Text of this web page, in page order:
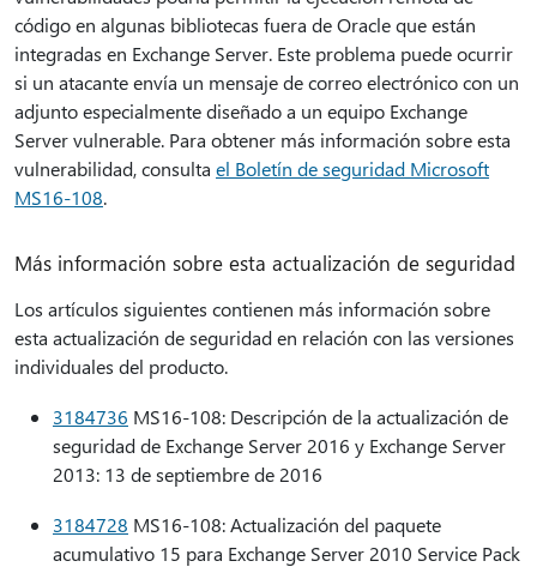
código en algunas bibliotecas fuera de Oracle que están
integradas en Exchange Server. Este problema puede ocurrir
si un atacante envía un mensaje de correo electrónico con un
adjunto especialmente diseñado a un equipo Exchange
Server vulnerable. Para obtener más información sobre esta
vulnerabilidad, consulta el Boletín de seguridad Microsoft
MS16-108.
Más información sobre esta actualización de seguridad
Los artículos siguientes contienen más información sobre
esta actualización de seguridad en relación con las versiones
individuales del producto.
3184736 MS16-108: Descripción de la actualización de
seguridad de Exchange Server 2016 y Exchange Server
2013: 13 de septiembre de 2016
3184728 MS16-108: Actualización del paquete
acumulativo 15 para Exchange Server 2010 Service Pack